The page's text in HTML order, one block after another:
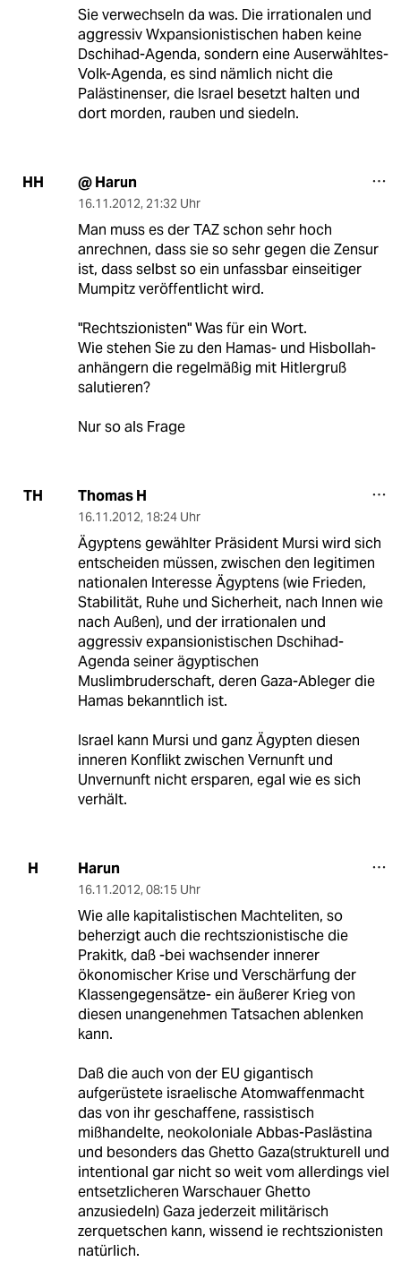
Sie verwechseln da was. Die irrationalen und
aggressiv Wxpansionistischen haben keine
Dschihad-Agenda, sondern eine Auserwähltes-
Volk-Agenda, es sind nämlich nicht die
Palästinenser, die Israel besetzt halten und
dort morden, rauben und siedeln.
HH @ Harun
16.11.2012, 21:32 Uhr
Man muss es der TAZ schon sehr hoch
anrechnen, dass sie so sehr gegen die Zensur
ist, dass selbst so ein unfassbar einseitiger
Mumpitz veröffentlicht wird.
"Rechtszionisten" Was für ein Wort.
Wie stehen Sie zu den Hamas- und Hisbollah-
anhängern die regelmäßig mit Hitlergruß
salutieren?
Nur so als Frage
TH Thomas H
16.11.2012, 18:24 Uhr
Ägyptens gewählter Präsident Mursi wird sich
entscheiden müssen, zwischen den legitimen
nationalen Interesse Ägyptens (wie Frieden,
Stabilität, Ruhe und Sicherheit, nach Innen wie
nach Außen), und der irrationalen und
aggressiv expansionistischen Dschihad-
Agenda seiner ägyptischen
Muslimbruderschaft, deren Gaza-Ableger die
Hamas bekanntlich ist.
Israel kann Mursi und ganz Ägypten diesen
inneren Konflikt zwischen Vernunft und
Unvernunft nicht ersparen, egal wie es sich
verhält.
H Harun
16.11.2012, 08:15 Uhr
Wie alle kapitalistischen Machteliten, so
beherzigt auch die rechtszionistische die
Prakitk, daß -bei wachsender innerer
ökonomischer Krise und Verschärfung der
Klassengegensätze- ein äußerer Krieg von
diesen unangenehmen Tatsachen ablenken
kann.
Daß die auch von der EU gigantisch
aufgerüstete israelische Atomwaffenmacht
das von ihr geschaffene, rassistisch
mißhandelte, neokoloniale Abbas-Paslästina
und besonders das Ghetto Gaza(strukturell und
intentional gar nicht so weit vom allerdings viel
entsetzlicheren Warschauer Ghetto
anzusiedeln) Gaza jederzeit militärisch
zerquetschen kann, wissend ie rechtszionisten
natürlich.